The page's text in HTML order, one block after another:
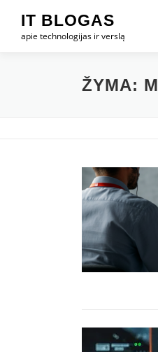
turinio
IT BLOGAS
apie technologijas ir verslą
ŽYMA: